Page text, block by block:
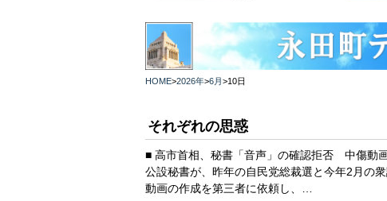
HOME>2026年>6月>10日
それぞれの思惑
■ 高市首相、秘書「音声」の確認拒否 中傷動
公設秘書が、昨年の自民党総裁選と今年2月の
動画の作成を第三者に依頼し、…